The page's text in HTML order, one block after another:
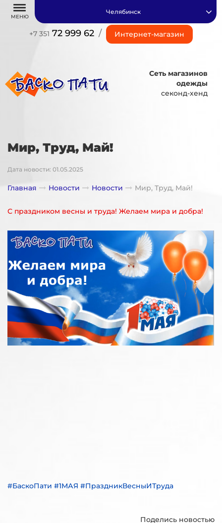
МЕНЮ
+7 351 72 999 62 / Интернет-магазин
Челябинск
Сеть магазинов
одежды
секонд-хенд
Мир, Труд, Май!
Дата новости: 01.05.2025
Главная Новости Новости Мир, Труд, Май!
С праздником весны и труда! Желаем мира и добра!
#БаскоПати #1МАЯ #ПраздникВесныИТруда
Поделись новостью